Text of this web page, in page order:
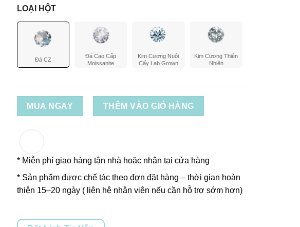
LOẠI HỘT
Đá CZ
Đá Cao Cấp
Moissanite
Kim Cương Nuôi
Cấy Lab Grown
Kim Cương Thiên
Nhiên
MUA NGAY THÊM VÀO GIỎ HÀNG
* Miễn phí giao hàng tận nhà hoặc nhận tại cửa hàng
* Sản phẩm được chế tác theo đơn đặt hàng – thời gian hoàn
thiện 15–20 ngày ( liên hệ nhân viên nếu cần hỗ trợ sớm hơn)